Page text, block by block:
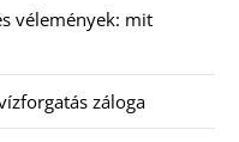
vélemények: mit
záloga